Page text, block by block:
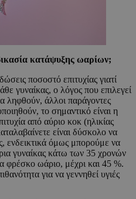
κατάψυξης ωαρίων;
ποσοστό επιτυχίας γιατί
γυναίκας, ο λόγος που επιλεγεί
ληφθούν, άλλοι παράγοντες
το σημαντικό είναι η
από αύριο κοκ (ηλικίας
είναι δύσκολο να
ενδεικτικά όμως μπορούμε να
γυναίκας κάτω των 35 χρονών
φρέσκο ωάριο, μέχρι και 45 %.
για να γεννηθεί υγιές